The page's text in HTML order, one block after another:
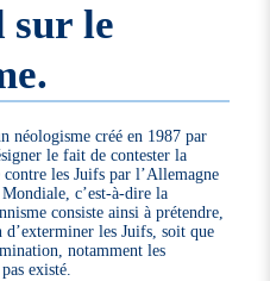
sur le
néologisme créé en 1987 par
le fait de contester la
les Juifs par l’Allemagne
c’est-à-dire la
consiste ainsi à prétendre,
d’exterminer les Juifs, soit que
notamment les
existé.